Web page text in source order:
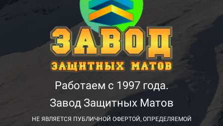
Работаем с 1997 года.
Завод Защитных Матов
НЕ ЯВЛЯЕТСЯ ПУБЛИЧНОЙ ОФЕРТОЙ, ОПРЕДЕЛЯЕМОЙ